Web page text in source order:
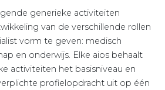
generieke activiteiten
van de verschillende rollen
vorm te geven: medisch
en onderwijs. Elke aios behaalt
activiteiten het basisniveau en
profielopdracht uit op één